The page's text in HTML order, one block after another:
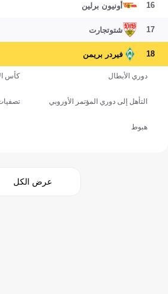
16 أونيون برلين
17 شتوتجارت
18 فيردر بريمن
دوري الأبطال كأس
التأهل إلى دوري المؤتمر الأوروبي
هبوط
عرض الكل